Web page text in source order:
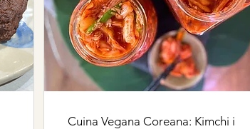
Cuina Vegana Coreana: Kimchi i